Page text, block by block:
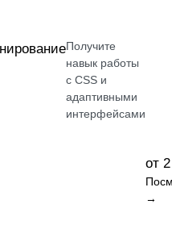
Получите
навык работы
с CSS и
адаптивными
интерфейсами
от
→